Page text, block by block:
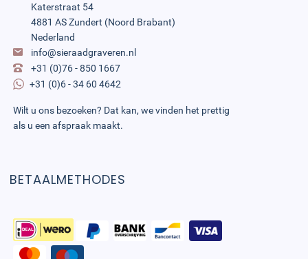
Katerstraat 54
4881 AS Zundert (Noord Brabant)
Nederland
info@sieraadgraveren.nl
+31 (0)76 - 850 1667
+31 (0)6 - 34 60 4642
Wilt u ons bezoeken? Dat kan, we vinden het prettig
als u een afspraak maakt.
BETAALMETHODES